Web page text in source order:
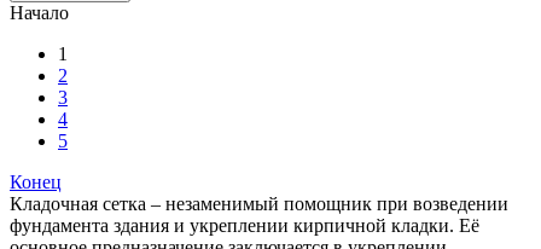
Начало
1
2
3
4
5
Конец
Кладочная сетка – незаменимый помощник при возведении
фундамента здания и укреплении кирпичной кладки. Её